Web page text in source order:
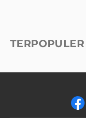
TERPOPULER